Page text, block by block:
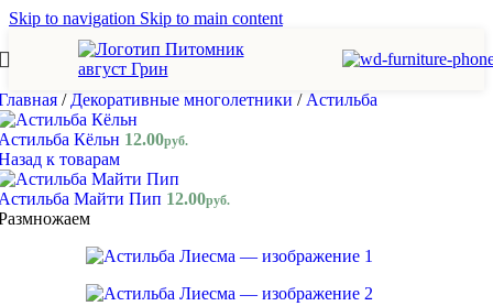
Skip to navigation Skip to main content
/ Декоративные многолетники / Астильба
Кёльн 12.00руб.
к товарам
Майти Пип 12.00руб.